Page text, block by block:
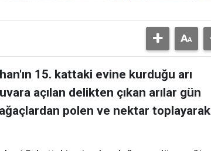
15. kattaki evine kurduğu arı
açılan delikten çıkan arılar gün
polen ve nektar toplayarak